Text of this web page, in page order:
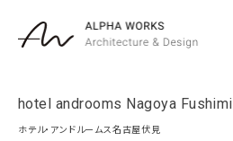
hotel androoms Nagoya Fushimi
ホテル・アンドルームス名古屋伏見